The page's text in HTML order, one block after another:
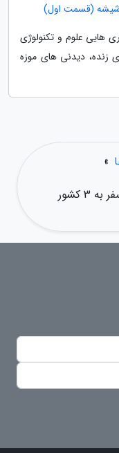
شیشه (قسمت اول)
هایی علوم و تکنولوژی
زنده، دیدنی های موزه
»
هزینه سفر به ترکیه: اهداف ترکیه از سفر به 3 کشور